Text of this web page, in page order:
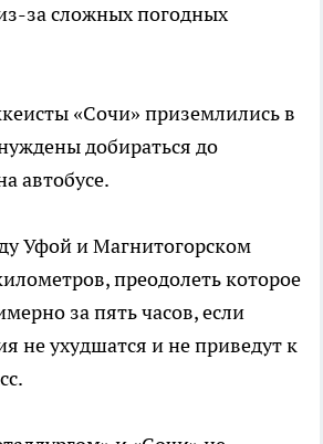
за сложных погодных
«Сочи» приземлились в
добираться до
автобусе.
Уфой и Магнитогорском
преодолеть которое
за пять часов, если
не ухудшатся и не приведут к